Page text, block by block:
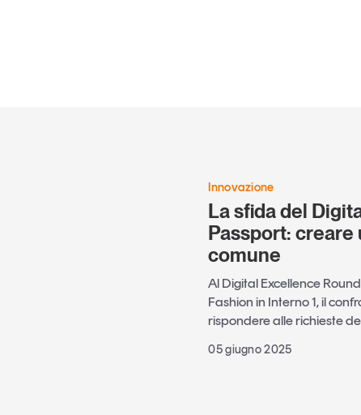
Innovazione
La sfida del
Passport:
comune
Al Digital Excellence
Fashion in Interno 1, il
rispondere alle richieste
05 giugno 2025